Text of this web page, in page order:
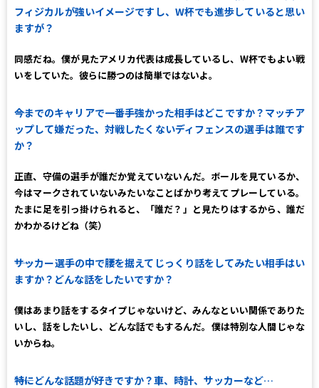
フィジカルが強いイメージですし、W杯でも進歩していると思い
ますが？
同感だね。僕が見たアメリカ代表は成長しているし、W杯でもよい戦
いをしていた。彼らに勝つのは簡単ではないよ。
――今までのキャリアで一番手強かった相手はどこですか？マッチア
ップして嫌だった、対戦したくないディフェンスの選手は誰です
か？
正直、守備の選手が誰だか覚えていないんだ。ボールを見ているか、
今はマークされていないみたいなことばかり考えてプレーしている。
たまに足を引っ掛けられると、「誰だ？」と見たりはするから、誰だ
かわかるけどね（笑）
――サッカー選手の中で腰を据えてじっくり話をしてみたい相手はい
ますか？どんな話をしたいですか？
僕はあまり話をするタイプじゃないけど、みんなといい関係でありた
いし、話をしたいし、どんな話でもするんだ。僕は特別な人間じゃな
いからね。
――特にどんな話題が好きですか？車、時計、サッカーなど…